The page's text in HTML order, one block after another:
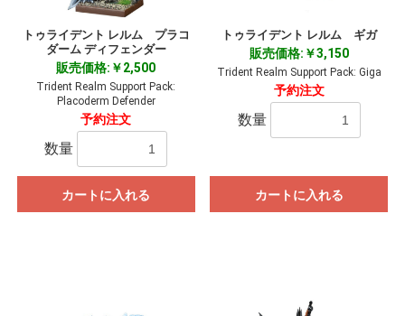
トゥライデント レルム プラコ
ダーム ディフェンダー
販売価格:￥2,500
Trident Realm Support Pack:
Placoderm Defender
予約注文
数量
カートに入れる
トゥライデント レルム ギガ
販売価格:￥3,150
Trident Realm Support Pack: Giga
予約注文
数量
カートに入れる